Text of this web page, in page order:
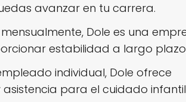
avanzar en tu carrera.
Dole es una
estabilidad a largo
individual, Dole ofrece
para el cuidado